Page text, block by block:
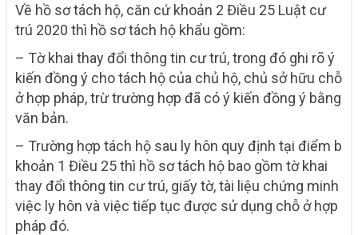
Về hồ sơ tách hộ, căn cứ khoản 2 Điều 25 Luật cư
trú 2020 thì hồ sơ tách hộ khẩu gồm:
– Tờ khai thay đổi thông tin cư trú, trong đó ghi rõ ý
kiến đồng ý cho tách hộ của chủ hộ, chủ sở hữu chỗ
ở hợp pháp, trừ trường hợp đã có ý kiến đồng ý bằng
văn bản.
– Trường hợp tách hộ sau ly hôn quy định tại điểm b
khoản 1 Điều 25 thì hồ sơ tách hộ bao gồm tờ khai
thay đổi thông tin cư trú, giấy tờ, tài liệu chứng minh
việc ly hôn và việc tiếp tục được sử dụng chỗ ở hợp
pháp đó.